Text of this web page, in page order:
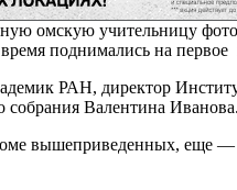
омскую учительницу
поднимались на
РАН, директор
собрания Валентина Иванова.
вышеприведенных, еще